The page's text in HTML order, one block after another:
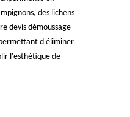
des lichens
devis démoussage
d'éliminer
l'esthétique de